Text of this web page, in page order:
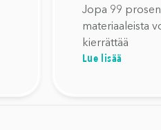
kierrättää
Jopa 99
materiaaleista
kierrättää
Lue lisää